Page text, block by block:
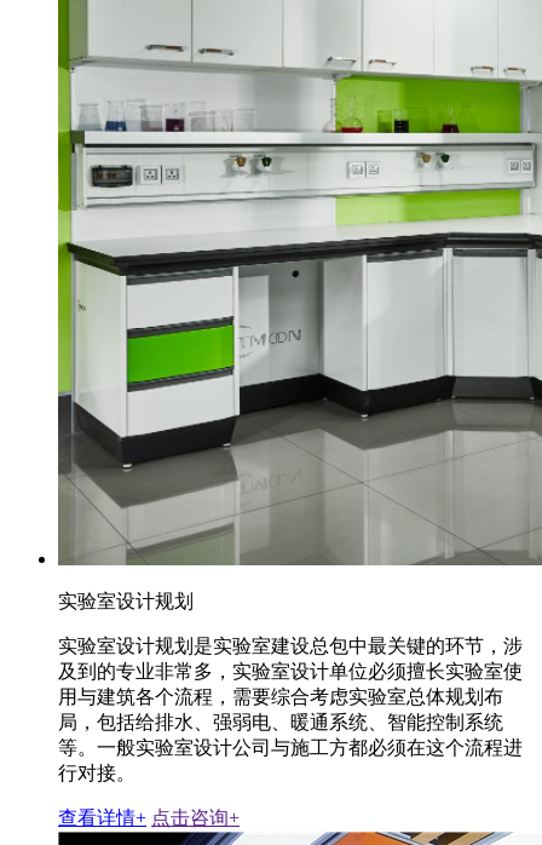
实验室设计规划
实验室设计规划是实验室建设总包中最关键的环节，涉
及到的专业非常多，实验室设计单位必须擅长实验室使
用与建筑各个流程，需要综合考虑实验室总体规划布
局，包括给排水、强弱电、暖通系统、智能控制系统
等。一般实验室设计公司与施工方都必须在这个流程进
行对接。
查看详情+ 点击咨询+